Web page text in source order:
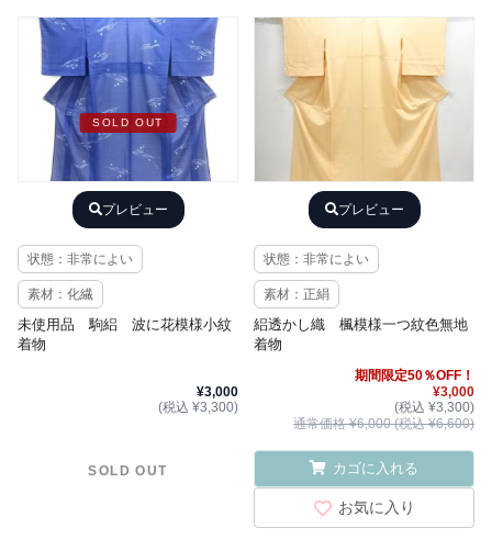
SOLD OUT
プレビュー
状態：非常によい
素材：化繊
未使用品 駒絽 波に花模様小紋
着物
¥3,000
(税込 ¥3,300)
SOLD OUT
プレビュー
状態：非常によい
素材：正絹
絽透かし織 楓模様一つ紋色無地
着物
期間限定50％OFF！
¥3,000
(税込 ¥3,300)
通常価格 ¥6,000 (税込 ¥6,600)
カゴに入れる
お気に入り